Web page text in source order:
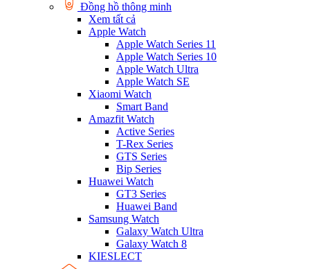
Đồng hồ thông minh
Xem tất cả
Apple Watch
Apple Watch Series 11
Apple Watch Series 10
Apple Watch Ultra
Apple Watch SE
Xiaomi Watch
Smart Band
Amazfit Watch
Active Series
T-Rex Series
GTS Series
Bip Series
Huawei Watch
GT3 Series
Huawei Band
Samsung Watch
Galaxy Watch Ultra
Galaxy Watch 8
KIESLECT